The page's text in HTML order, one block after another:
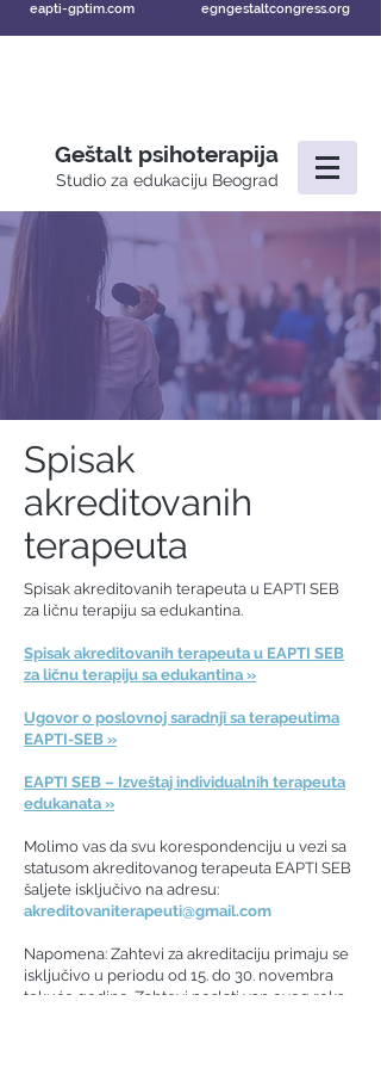
eapti-gptim.com egngestaltcongress.org
Geštalt psihoterapija
Studio za edukaciju Beograd
Spisak
akreditovanih
terapeuta
Spisak akreditovanih terapeuta u EAPTI SEB
za ličnu terapiju sa edukantina.
Spisak akreditovanih terapeuta u EAPTI SEB
za ličnu terapiju sa edukantina »
Ugovor o poslovnoj saradnji sa terapeutima
EAPTI-SEB »
EAPTI SEB – Izveštaj individualnih terapeuta
edukanata »
Molimo vas da svu korespondenciju u vezi sa
statusom akreditovanog terapeuta EAPTI SEB
šaljete isključivo na adresu:
akreditovaniterapeuti@gmail.com
Napomena: Zahtevi za akreditaciju primaju se
isključivo u periodu od 15. do 30. novembra
tekuće godine. Zahtevi poslati van ovog roka